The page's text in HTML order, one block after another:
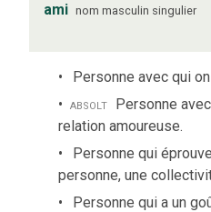
ami nom masculin singulier
Personne avec qui
absolt Personne
relation amoureuse.
Personne qui
personne, une
Personne qui a un